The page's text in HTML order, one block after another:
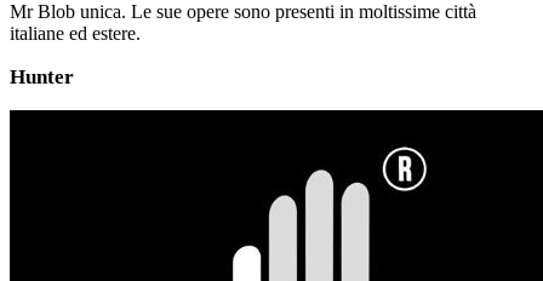
Mr Blob unica. Le sue opere sono presenti in moltissime città
italiane ed estere.
Hunter